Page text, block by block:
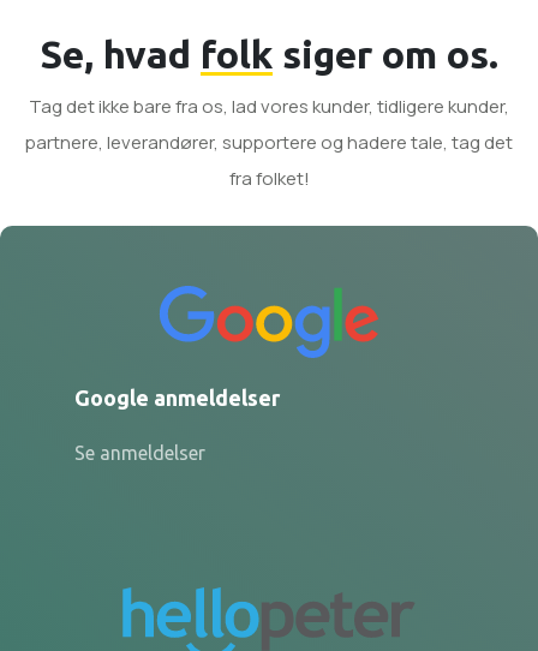
Se, hvad folk siger om os.
Tag det ikke bare fra os, lad vores kunder, tidligere kunder,
partnere, leverandører, supportere og hadere tale, tag det
fra folket!
Google anmeldelser
Se anmeldelser